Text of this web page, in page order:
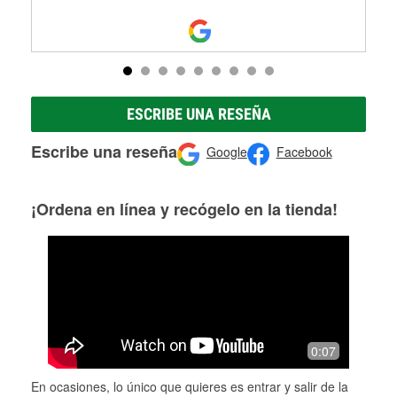
ESCRIBE UNA RESEÑA
Escribe una reseña Google Facebook
¡Ordena en línea y recógelo en la tienda!
0:07
En ocasiones, lo único que quieres es entrar y salir de la